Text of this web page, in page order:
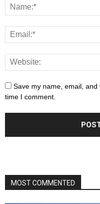
Save my name, email,
time I comment.
MOST COMMENTED